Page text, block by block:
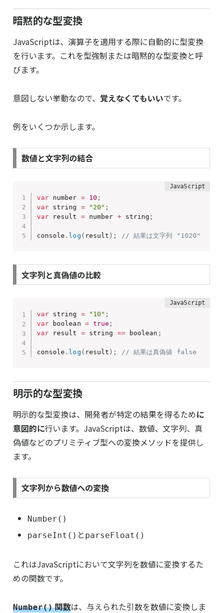
暗黙的な型変換
JavaScriptは、演算子を適用する際に自動的に型変換
を行います。これを型強制または暗黙的な型変換と呼
びます。
意図しない挙動なので、 覚えなくてもいいです。
例をいくつか示します。
数値と文字列の結合
var number = 10 ;
var string = "20" ;
var result = number + string ;
console . log ( result ) ; // 結果は文字列 "1020"
文字列と真偽値の比較
var string = "10" ;
var boolean = true ;
var result = string == boolean ;
console . log ( result ) ; // 結果は真偽値 false
明示的な型変換
明示的な型変換は、開発者が特定の結果を得るために
意図的に行います。JavaScriptは、数値、文字列、真
偽値などのプリミティブ型への変換メソッドを提供し
ます。
文字列から数値への変換
Number()
parseInt() と parseFloat()
これはJavaScriptにおいて文字列を数値に変換するた
めの関数です。
Number()関数は、与えられた引数を数値に変換しま